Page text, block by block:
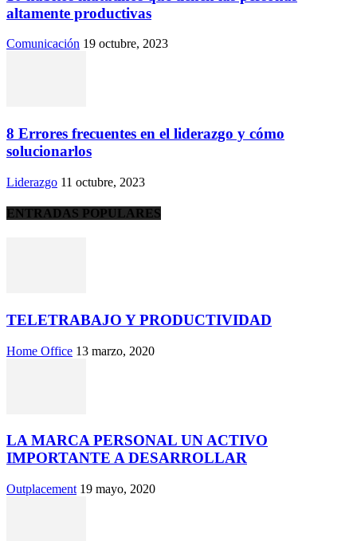
altamente productivas
Comunicación 19 octubre, 2023
8 Errores frecuentes en el liderazgo y cómo
solucionarlos
Liderazgo 11 octubre, 2023
ENTRADAS POPULARES
TELETRABAJO Y PRODUCTIVIDAD
Home Office 13 marzo, 2020
LA MARCA PERSONAL UN ACTIVO
IMPORTANTE A DESARROLLAR
Outplacement 19 mayo, 2020